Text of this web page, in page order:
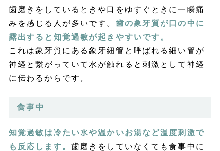
歯磨きをしているときや口をゆすぐときに一瞬痛
みを感じる人が多いです。 歯の象牙質が口の中に
露出すると知覚過敏が起きやすいです。
これは象牙質にある象牙細管と呼ばれる細い管が
神経と繋がっていて水が触れると刺激として神経
に伝わるからです。
食事中
知覚過敏は冷たい水や温かいお湯など温度刺激で
も反応します。 歯磨きをしていなくても食事中に